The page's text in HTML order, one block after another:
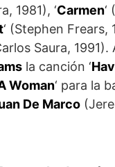
1981), ‘Carmen‘
‘ (Stephen Frears,
Saura,
la canción ‘
Woman‘ para la
De Marco